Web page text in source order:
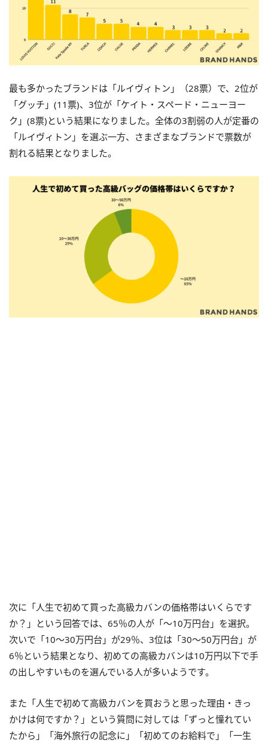
最も多かったブランドは「ルイヴィトン」（28票）で、2位が
「グッチ」(11票)、3位が「ケイト・スペード・ニューヨー
ク」(8票)という結果になりました。全体の3割弱の人が定番の
「ルイヴィトン」を選ぶ一方、さまざまなブランドで票数が
割れる結果となりました。
次に「人生で初めて買った高級カバンの価格帯はいくらです
か？」という回答では、65％の人が「〜10万円台」を選択。
次いで「10〜30万円台」が29％、3位は「30〜50万円台」が
6％という結果となり、初めての高級カバンは10万円以下で手
の出しやすいものを選んでいる人が多いようです。
また「人生で初めて高級カバンを買おうと思った理由・きっ
かけは何ですか？」という質問に対しては「ずっと憧れてい
たから」「海外旅行の記念に」「初めてのお給料で」「一生